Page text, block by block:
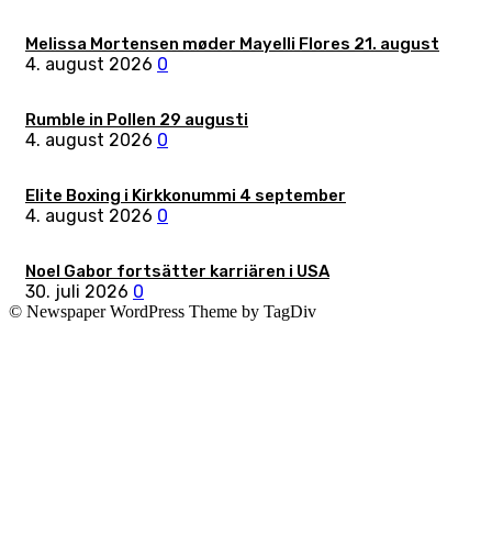
Melissa Mortensen møder Mayelli Flores 21. august
4. august 2026 0
Rumble in Pollen 29 augusti
4. august 2026 0
Elite Boxing i Kirkkonummi 4 september
4. august 2026 0
Noel Gabor fortsätter karriären i USA
30. juli 2026 0
© Newspaper WordPress Theme by TagDiv